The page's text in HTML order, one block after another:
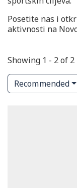
Posetite nas i
aktivnosti na
Showing 1 - 2 of 2
Recommended